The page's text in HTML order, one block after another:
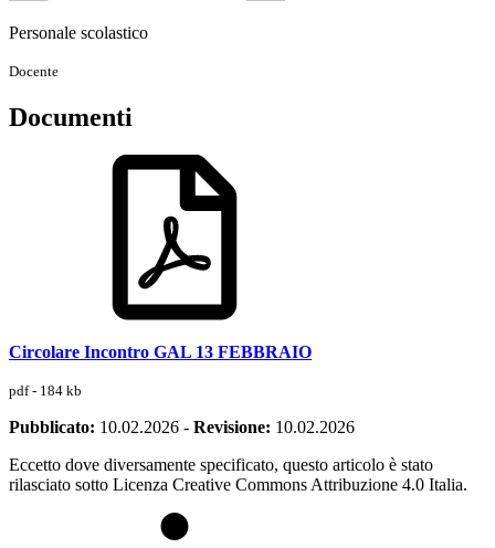
Personale scolastico
Docente
Documenti
Circolare Incontro GAL 13 FEBBRAIO
pdf - 184 kb
Pubblicato: 10.02.2026 - Revisione: 10.02.2026
Eccetto dove diversamente specificato, questo articolo è stato
rilasciato sotto Licenza Creative Commons Attribuzione 4.0 Italia.